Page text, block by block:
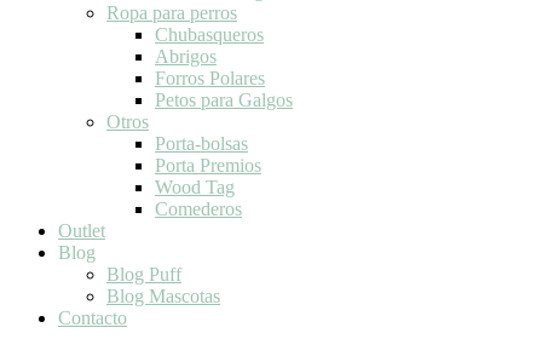
Ropa para perros
Chubasqueros
Abrigos
Forros Polares
Petos para Galgos
Otros
Porta-bolsas
Porta Premios
Wood Tag
Comederos
Outlet
Blog
Blog Puff
Blog Mascotas
Contacto